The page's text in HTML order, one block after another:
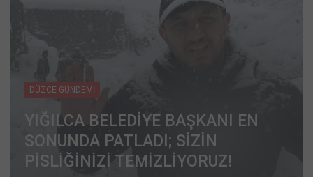
DÜZCE GÜNDEMİ
YIĞILCA BELEDİYE BAŞKANI EN
SONUNDA PATLADI; SİZİN
PİSLİĞİNİZİ TEMİZLİYORUZ!